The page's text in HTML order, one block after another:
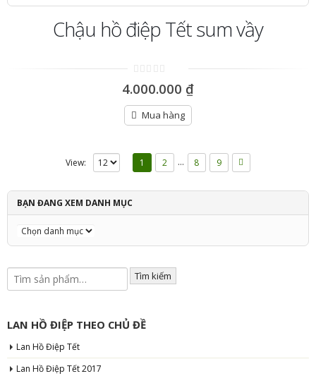
Chậu hồ điệp Tết sum vầy
0
out
5
4.000.000 ₫
Mua hàng
View: 1 2 … 8 9
BẠN ĐANG XEM DANH MỤC
Tìm kiếm
LAN HỒ ĐIỆP THEO CHỦ ĐỀ
Lan Hồ Điệp Tết
Lan Hồ Điệp Tết 2017